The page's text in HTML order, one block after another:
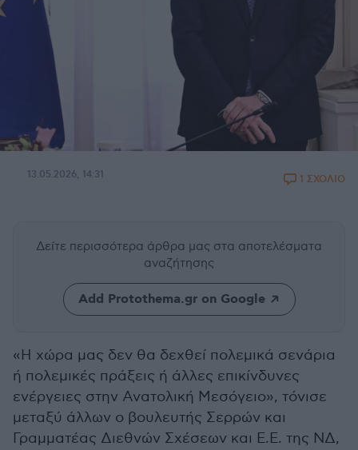
13.05.2026, 14:31 1 ΣΧΟΛΙΟ
Δείτε περισσότερα άρθρα μας στα αποτελέσματα
αναζήτησης
Add Protothema.gr on Google
«Η χώρα μας δεν θα δεχθεί πολεμικά σενάρια
ή πολεμικές πράξεις ή άλλες επικίνδυνες
ενέργειες στην Ανατολική Μεσόγειο», τόνισε
μεταξύ άλλων ο βουλευτής Σερρών και
Γραμματέας Διεθνών Σχέσεων και Ε.Ε. της ΝΔ,